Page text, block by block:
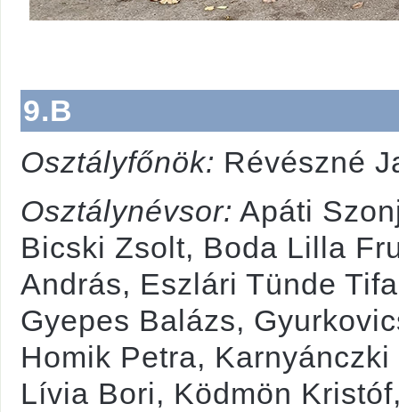
9.B
Osztályfőnök: Révészné
Osztálynévsor: Apáti
Bicski Zsolt, Boda Lilla
András, Eszlári Tünde
Gyepes Balázs,
Homik Petra,
Lívia Bori, Ködmön